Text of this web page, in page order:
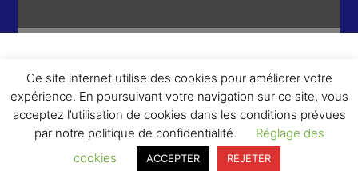
© 2026- Une collaboration 2 ème Round et Yellowpoly. Tous droits
réservés.
Ce site internet utilise des cookies pour améliorer votre
expérience. En poursuivant votre navigation sur ce site, vous
acceptez l’utilisation de cookies dans les conditions prévues
par notre politique de confidentialité.
Réglage des
cookies
ACCEPTER REJETER